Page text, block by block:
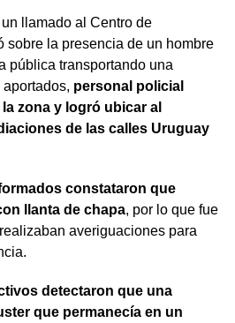
llamado al Centro de
sobre la presencia de un hombre
pública transportando una
personal policial
zona y logró ubicar al
de las calles Uruguay
constataron que
llanta de chapa, por lo que fue
averiguaciones para
detectaron que una
que permanecía en un